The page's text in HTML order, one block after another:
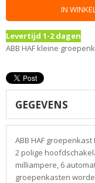
IN
Levertijd 1-2 dagen
ABB HAF kleine
GEGEVENS
ABB HAF
2 polige
milliampere, 6
groepenkasten